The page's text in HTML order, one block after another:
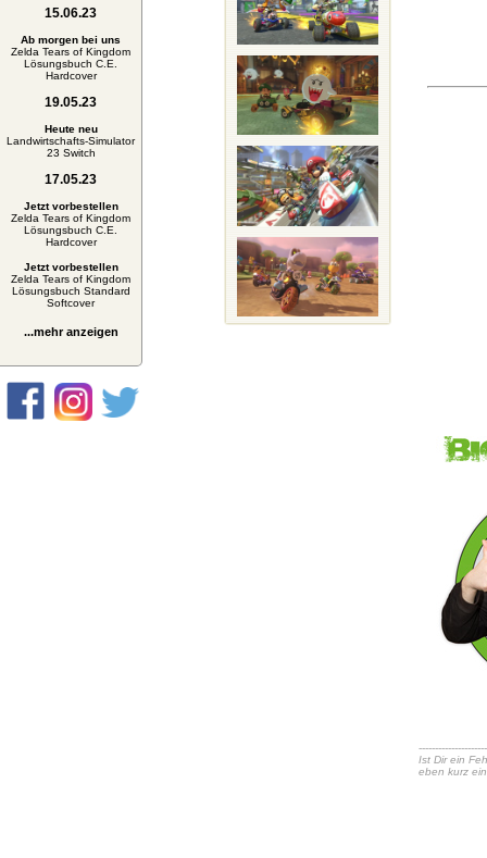
15.06.23
Ab morgen bei uns
Zelda Tears of Kingdom
Lösungsbuch C.E.
Hardcover
19.05.23
Heute neu
Landwirtschafts-Simulator
23 Switch
17.05.23
Jetzt vorbestellen
Zelda Tears of Kingdom
Lösungsbuch C.E.
Hardcover
Jetzt vorbestellen
Zelda Tears of Kingdom
Lösungsbuch Standard
Softcover
...mehr anzeigen
Ist Dir ein
eben kurz